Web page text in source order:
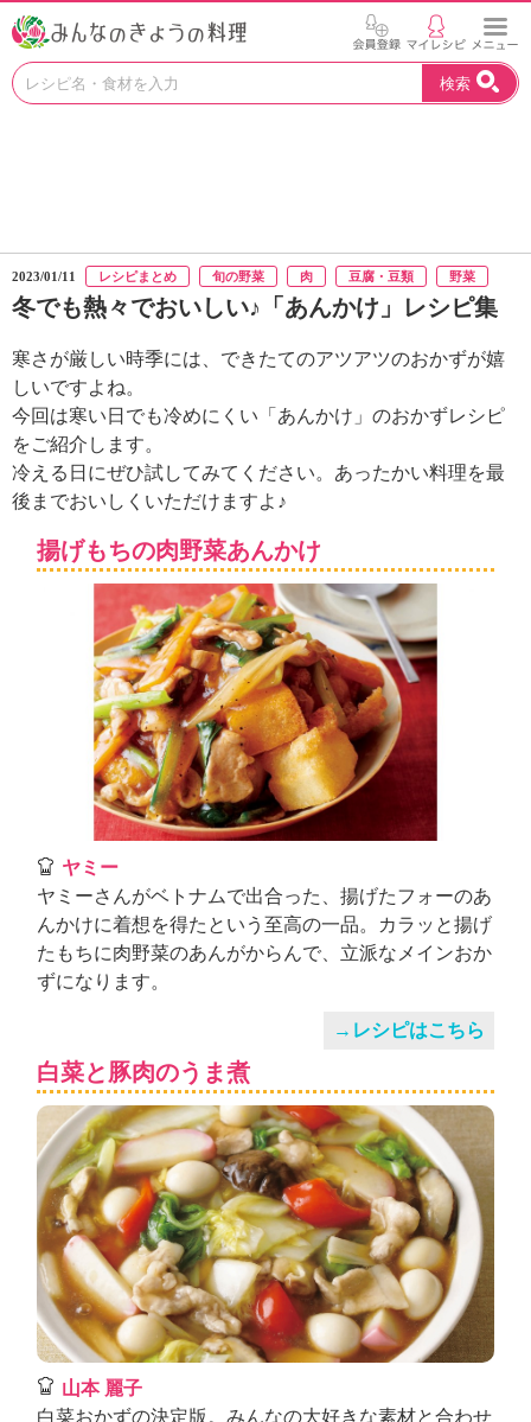
お
つ
け
う
N
エ
デ
ケ
ー
シ
ョ
ナ
ル
「
み
ん
な
の
き
う
の
料
理
検索
2023/01/11 レシピまとめ 旬の野菜 肉 豆腐・豆類 野菜
冬でも熱々でおいしい♪「あんかけ」レシピ集
寒さが厳しい時季には、できたてのアツアツのおかずが嬉
しいですよね。
今回は寒い日でも冷めにくい「あんかけ」のおかずレシピ
をご紹介します。
冷える日にぜひ試してみてください。あったかい料理を最
後までおいしくいただけますよ♪
揚げもちの肉野菜あんかけ
ヤミー
ヤミーさんがベトナムで出合った、揚げたフォーのあ
んかけに着想を得たという至高の一品。カラッと揚げ
たもちに肉野菜のあんがからんで、立派なメインおか
ずになります。
→レシピはこちら
白菜と豚肉のうま煮
山本 麗子
白菜おかずの決定版。みんなの大好きな素材と合わせ